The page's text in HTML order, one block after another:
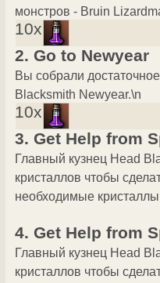
монстров - Bruin
10x
2. Go to Newyear
Вы собрали
Blacksmith Newyear.\n
10x
3. Get Help from
Главный кузнец Head
кристаллов чтобы
необходимые
4. Get Help from
Главный кузнец Head
кристаллов чтобы